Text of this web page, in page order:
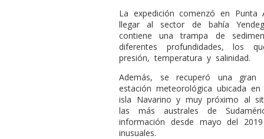
La expedición comenzó en
llegar al sector de bahía
contiene una trampa de
diferentes profundidades, los
presión, temperatura y salinidad.
Además, se recuperó una
estación meteorológica ubicada
isla Navarino y muy próximo al
las más australes de
información desde mayo del
inusuales.